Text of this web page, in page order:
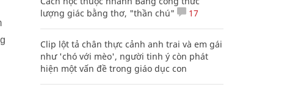
lượng giác bằng thơ, "thần chú"
17
Clip lột tả chân thực cảnh anh trai và em gái
như 'chó với mèo', người tinh ý còn phát
hiện một vấn đề trong giáo dục con